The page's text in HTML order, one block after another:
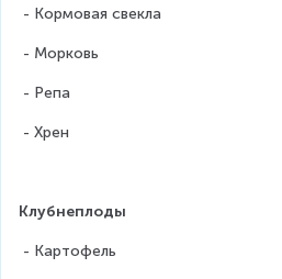
- Кормовая свекла
- Морковь
- Репа
- Хрен
Клубнеплоды
- Картофель